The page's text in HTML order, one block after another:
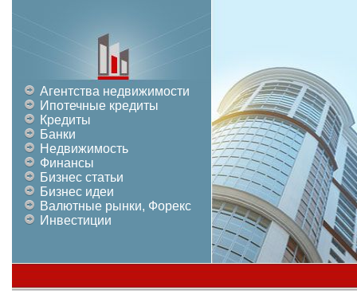
Агентства недвижимости
Ипотечные кредиты
Кредиты
Банки
Недвижимость
Финансы
Бизнес статьи
Бизнес идеи
Валютные рынки, Форекс
Инвестиции